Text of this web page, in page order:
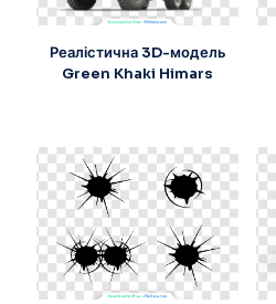
Реалістична 3D-модель
Green Khaki Himars